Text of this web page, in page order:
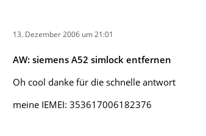
13. Dezember 2006 um 21:01
AW: siemens A52 simlock entfernen
Oh cool danke für die schnelle antwort
meine IEMEI: 353617006182376